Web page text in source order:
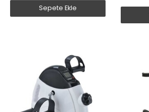
Sepete Ekle